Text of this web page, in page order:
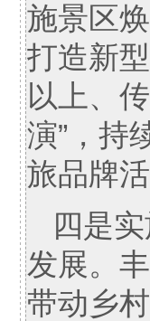
施景区
打造新
以上、
演”，持
旅品牌活
四是
发展。
带动乡